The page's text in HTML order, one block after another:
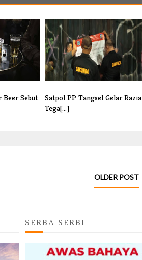
Beer Sebut
Satpol PP Tangsel Gelar Razia
Tega[...]
OLDER POST
SERBA SERBI